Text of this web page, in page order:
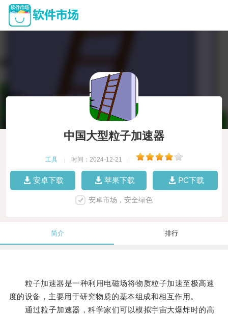
中国大型粒子加速器
工具 时间：2024-12-21
安卓下载 苹果下载 PC下载
安卓市场，安全绿色
简介 排行
粒子加速器是一种利用电磁场将物质粒子加速至极高速
度的设备，主要用于研究物质的基本组成和相互作用。
通过粒子加速器，科学家们可以模拟宇宙大爆炸时的高